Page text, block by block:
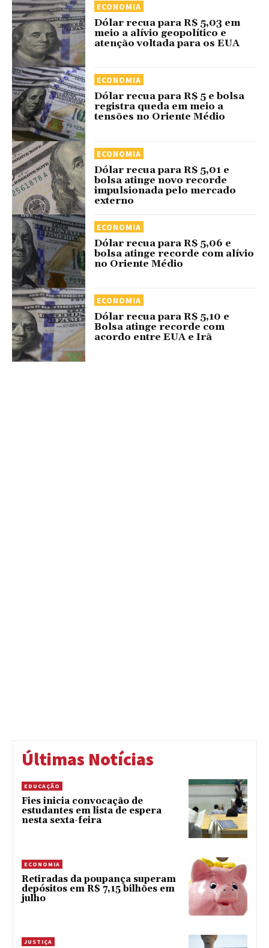
ECONOMIA
Dólar recua para R$ 5,03 em
meio a alívio geopolítico e
atenção voltada para os EUA
ECONOMIA
Dólar recua para R$ 5 e bolsa
registra queda em meio a
tensões no Oriente Médio
ECONOMIA
Dólar recua para R$ 5,01 e
bolsa atinge novo recorde
impulsionada pelo mercado
externo
ECONOMIA
Dólar recua para R$ 5,06 e
bolsa atinge recorde com alívio
no Oriente Médio
ECONOMIA
Dólar recua para R$ 5,10 e
Bolsa atinge recorde com
acordo entre EUA e Irã
Últimas Notícias
EDUCAÇÃO
Fies inicia convocação de
estudantes em lista de espera
nesta sexta-feira
ECONOMIA
Retiradas da poupança superam
depósitos em R$ 7,15 bilhões em
julho
JUSTIÇA